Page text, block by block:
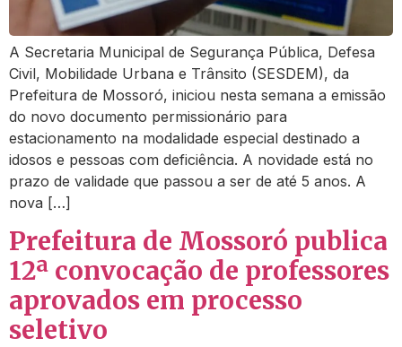
A Secretaria Municipal de Segurança Pública, Defesa
Civil, Mobilidade Urbana e Trânsito (SESDEM), da
Prefeitura de Mossoró, iniciou nesta semana a emissão
do novo documento permissionário para
estacionamento na modalidade especial destinado a
idosos e pessoas com deficiência. A novidade está no
prazo de validade que passou a ser de até 5 anos. A
nova […]
Prefeitura de Mossoró publica
12ª convocação de professores
aprovados em processo
seletivo